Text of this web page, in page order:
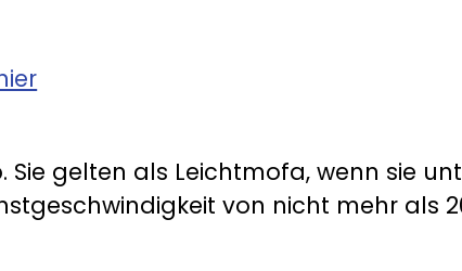
gelten als Leichtmofa, wenn sie
von nicht mehr als